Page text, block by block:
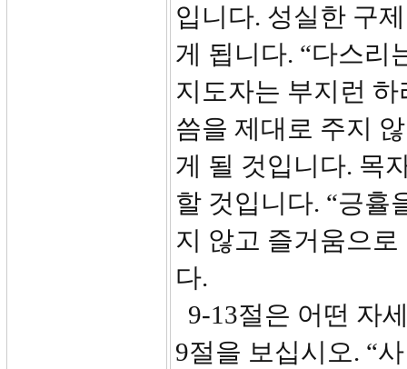
입니다. 성실한 구
게 됩니다. “다스리
지도자는 부지런
씀을 제대로 주지
게 될 것입니다. 목
할 것입니다. “긍휼
지 않고 즐거움으
다.
9-13절은 어떤 자
9절을 보십시오. “